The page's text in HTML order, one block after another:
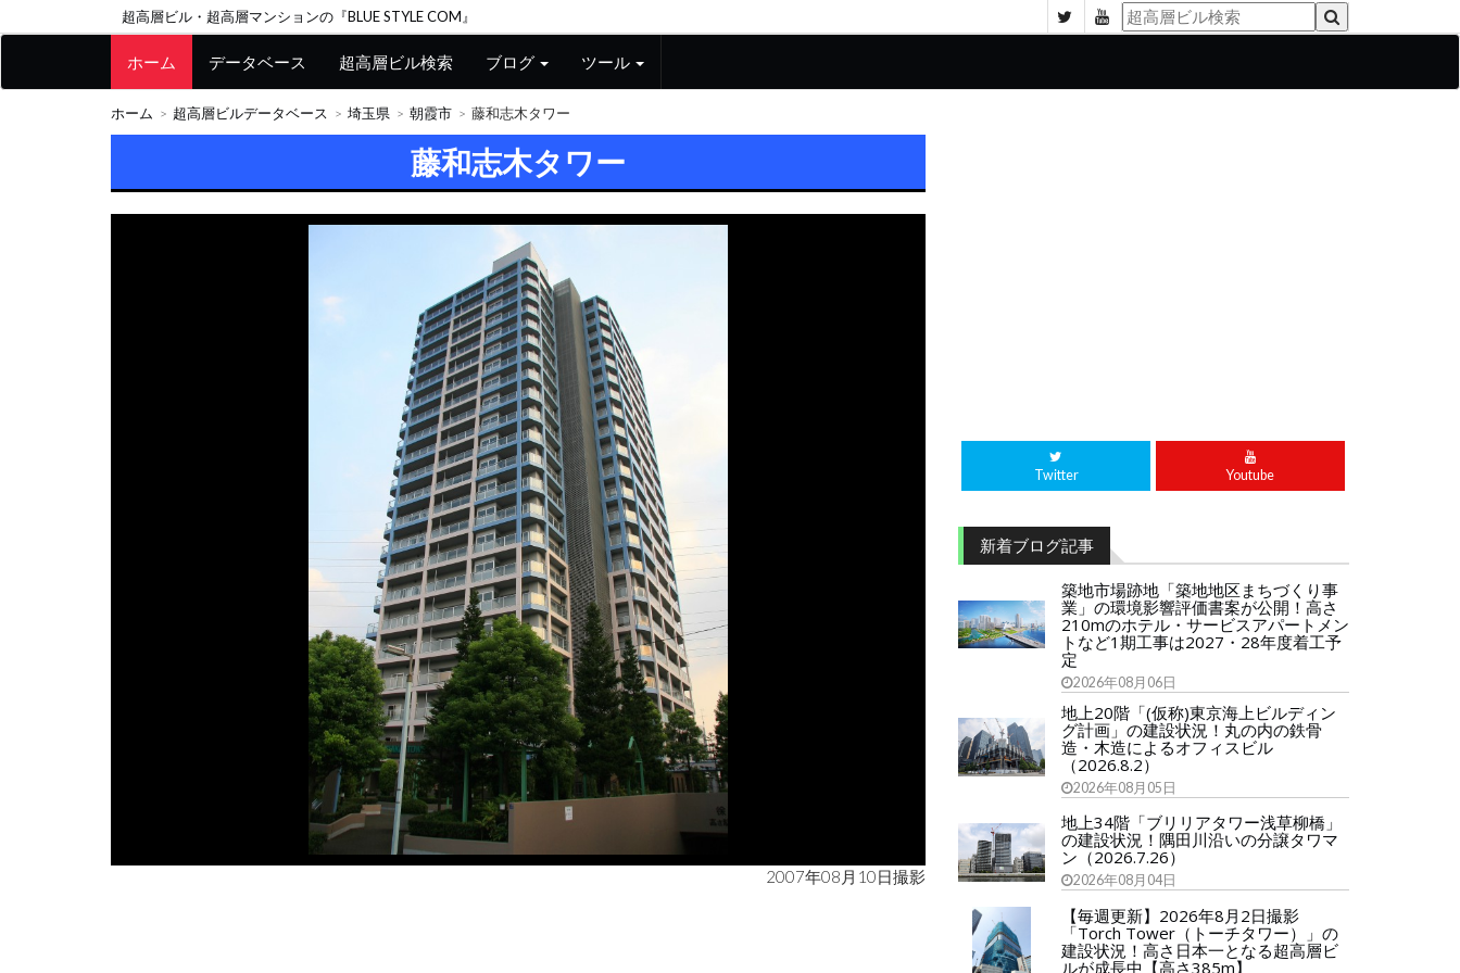
超高層ビル・超高層マンションの『BLUE STYLE COM』
ホーム データベース 超高層ビル検索 ブログ ツール
ホーム 超高層ビルデータベース 埼玉県 朝霞市 藤和志木タワー
藤和志木タワー
2007年08月10日撮影
Twitter Youtube
新着ブログ記事
築地市場跡地「築地地区まちづくり事
業」の環境影響評価書案が公開！高さ
210mのホテル・サービスアパートメン
トなど1期工事は2027・28年度着工予
定
2026年08月06日
地上20階「(仮称)東京海上ビルディン
グ計画」の建設状況！丸の内の鉄骨
造・木造によるオフィスビル
（2026.8.2）
2026年08月05日
地上34階「ブリリアタワー浅草柳橋」
の建設状況！隅田川沿いの分譲タワマ
ン（2026.7.26）
2026年08月04日
【毎週更新】2026年8月2日撮影
「Torch Tower（トーチタワー）」の
建設状況！高さ日本一となる超高層ビ
ルが成長中【高さ385m】